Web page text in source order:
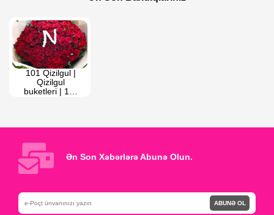
101 Qizilgul |
Qizilgul
buketleri | 101
Ən Son Xəbərlərə Abunə Olun.
ABUNƏ OL